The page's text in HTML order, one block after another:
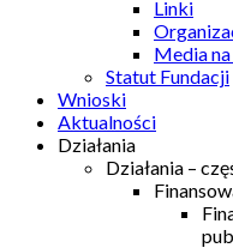
Linki
Media
Statut Fundacji
Wnioski
Aktualności
Działania
Działania –